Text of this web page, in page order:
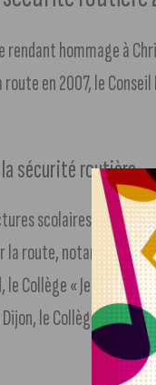
rendant hommage à
en 2007, le
sécurité routière
scolaires ont été
route, notamment à
Collège « Jean
le Collège «